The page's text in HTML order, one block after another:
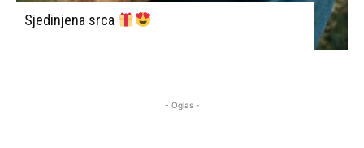
Sjedinjena srca
- Oglas -